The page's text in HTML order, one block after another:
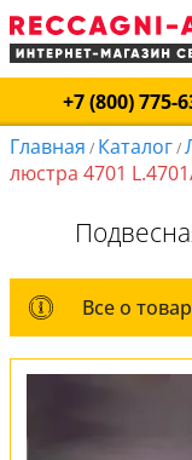
+7 (800) 775-
Главная / Каталог/
люстра 4701
Все о
Все о
Комплект